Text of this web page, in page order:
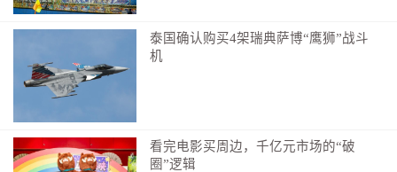
泰国确认购买4架瑞典萨博“鹰狮”战斗
机
看完电影买周边，千亿元市场的“破
圈”逻辑